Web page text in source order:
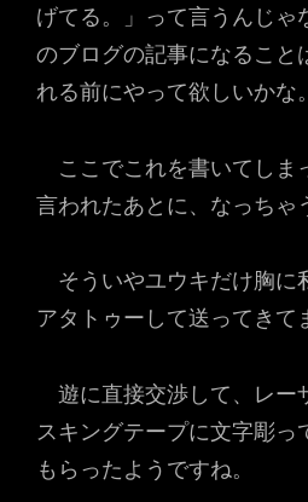
げてる。」って言うんじゃ
のブログの記事になること
れる前にやって欲しいかな。
ここでこれを書いてしま
言われたあとに、なっちゃ
そういやユウキだけ胸に
アタトゥーして送ってきて
遊に直接交渉して、レー
スキングテープに文字彫っ
もらったようですね。